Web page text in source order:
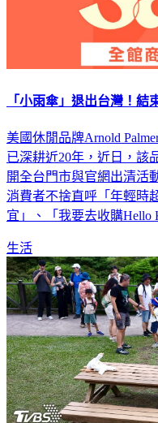
「小雨傘」退出台灣！
美國休閒品牌Arnold
已深耕近20年，近日，該
開全台門市與官網出清活
消費者不捨直呼「年輕時
宜」、「我要去收購Hello
生活